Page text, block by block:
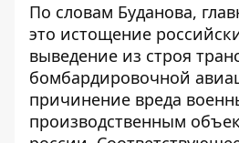
По словам Буданова,
это истощение
выведение из строя
бомбардировочной
причинение вреда
производственным